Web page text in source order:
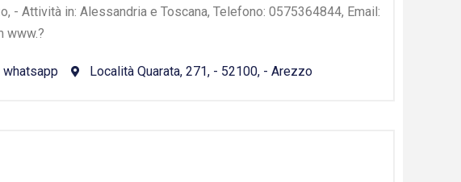
- Attività in: Alessandria e Toscana, Telefono: 0575364844, Email:
www.?
whatsapp Località Quarata, 271, - 52100, - Arezzo